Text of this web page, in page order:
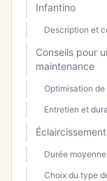
Infantino
Description et
Conseils pour
maintenance
Optimisation
Entretien et
Durée
Choix du type